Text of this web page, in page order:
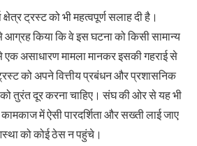
ट्रस्ट को भी महत्वपूर्ण सलाह दी है।
किया कि वे इस घटना को किसी सामान्य
एक असाधारण मामला मानकर इसकी गहराई से
को अपने वित्तीय प्रबंधन और प्रशासनिक
तुरंत दूर करना चाहिए। संघ की ओर से यह भी
में ऐसी पारदर्शिता और सख्ती लाई जाए
को कोई ठेस न पहुंचे।